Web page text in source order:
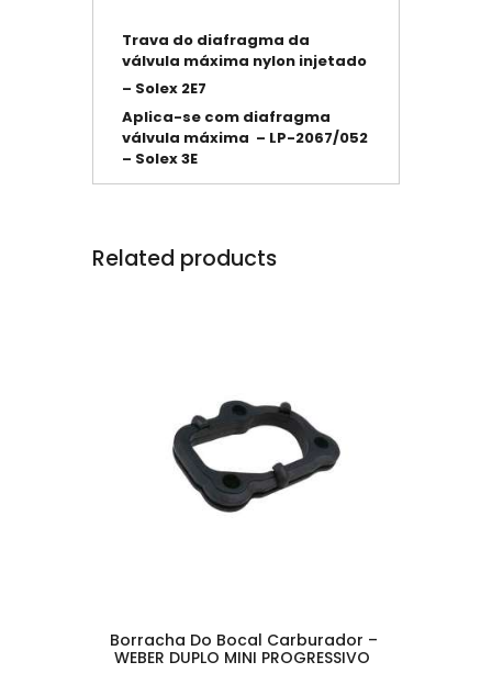
Trava do diafragma da
válvula máxima nylon injetado
– Solex 2E7
Aplica-se com diafragma
válvula máxima – LP-2067/052
– Solex 3E
Related products
Borracha Do Bocal Carburador –
WEBER DUPLO MINI PROGRESSIVO